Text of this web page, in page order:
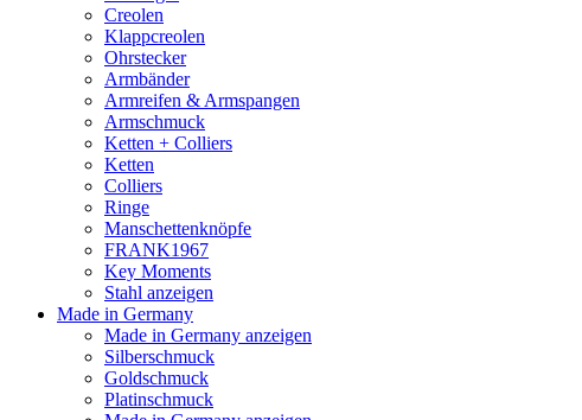
Creolen
Klappcreolen
Ohrstecker
Armbänder
Armreifen & Armspangen
Armschmuck
Ketten + Colliers
Ketten
Colliers
Ringe
Manschettenknöpfe
FRANK1967
Key Moments
Stahl anzeigen
Made in Germany
Made in Germany anzeigen
Silberschmuck
Goldschmuck
Platinschmuck